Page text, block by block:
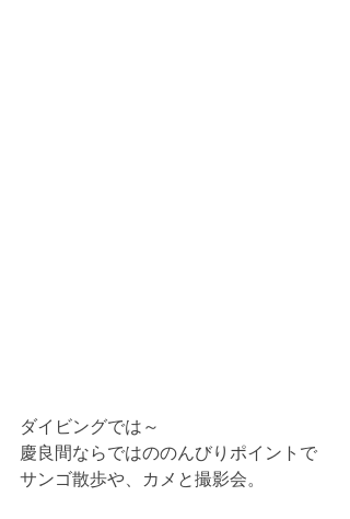
ダイビングでは～
慶良間ならではののんびりポイントで
サンゴ散歩や、カメと撮影会。